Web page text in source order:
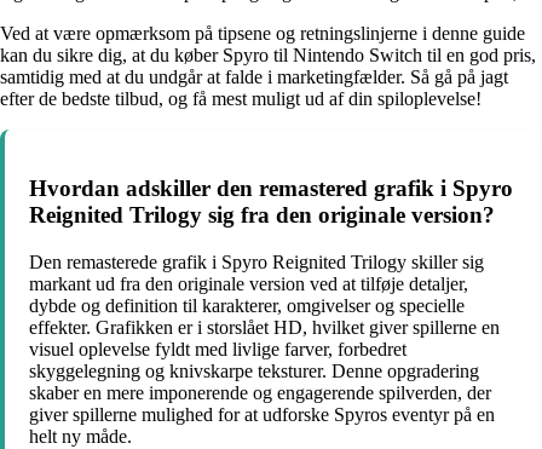
Ved at være opmærksom på tipsene og retningslinjerne i denne guide
kan du sikre dig, at du køber Spyro til Nintendo Switch til en god pris,
samtidig med at du undgår at falde i marketingfælder. Så gå på jagt
efter de bedste tilbud, og få mest muligt ud af din spiloplevelse!
Hvordan adskiller den remastered grafik i Spyro
Reignited Trilogy sig fra den originale version?
Den remasterede grafik i Spyro Reignited Trilogy skiller sig
markant ud fra den originale version ved at tilføje detaljer,
dybde og definition til karakterer, omgivelser og specielle
effekter. Grafikken er i storslået HD, hvilket giver spillerne en
visuel oplevelse fyldt med livlige farver, forbedret
skyggelegning og knivskarpe teksturer. Denne opgradering
skaber en mere imponerende og engagerende spilverden, der
giver spillerne mulighed for at udforske Spyros eventyr på en
helt ny måde.